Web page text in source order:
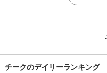
チークのデイリーランキング